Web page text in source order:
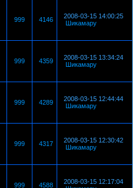
999 4146
2008-03-15 14:00:25
Шикамару
999 4359
2008-03-15 13:34:24
Шикамару
999 4289
2008-03-15 12:44:44
Шикамару
999 4317
2008-03-15 12:30:42
Шикамару
999 4588
2008-03-15 12:17:04